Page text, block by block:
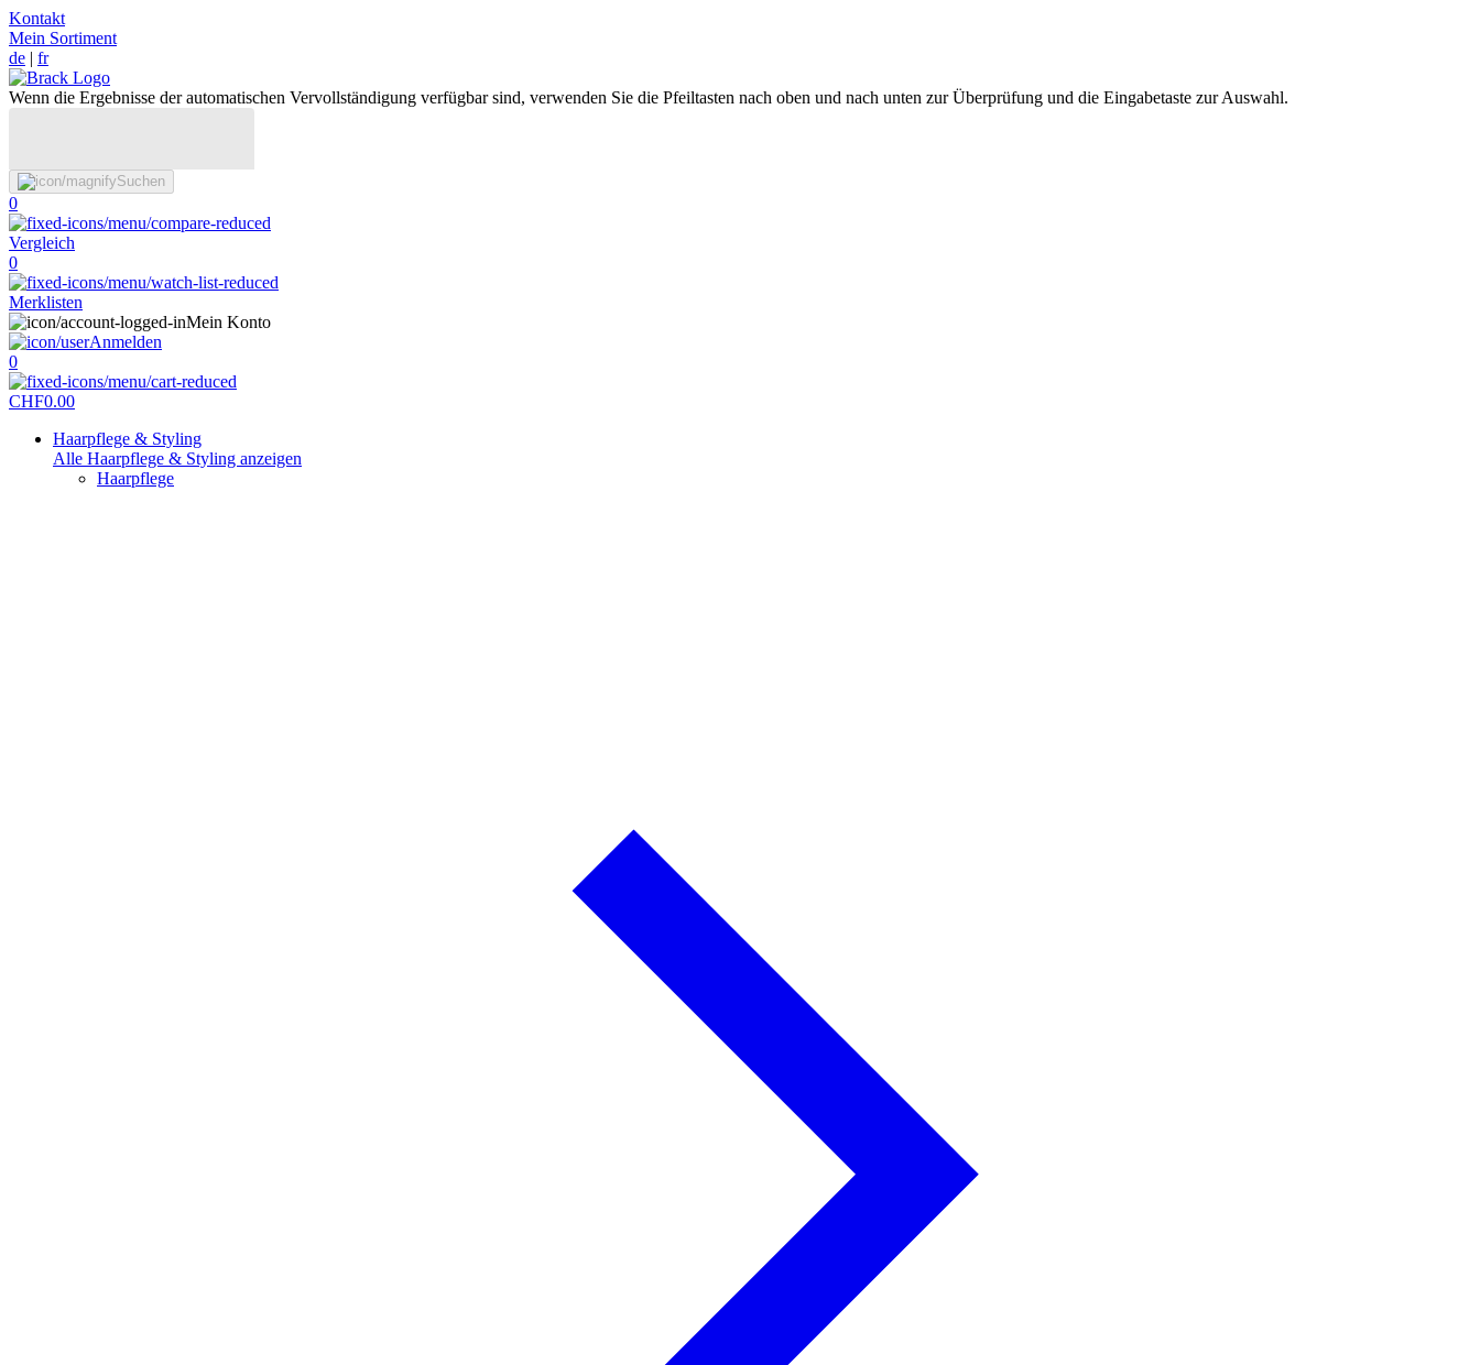
Kontakt
Mein Sortiment
de | fr
Wenn die Ergebnisse der automatischen Vervollständigung verfügbar sind, verwenden Sie die Pfeiltasten nach oben und nach unten zur Überprüfung und die Eingabetaste zur Auswahl.
Suchen
0
Vergleich
0
Merklisten
Mein Konto
Anmelden
0
CHF0.00
Haarpflege & Styling
Alle Haarpflege & Styling anzeigen
Haarpflege